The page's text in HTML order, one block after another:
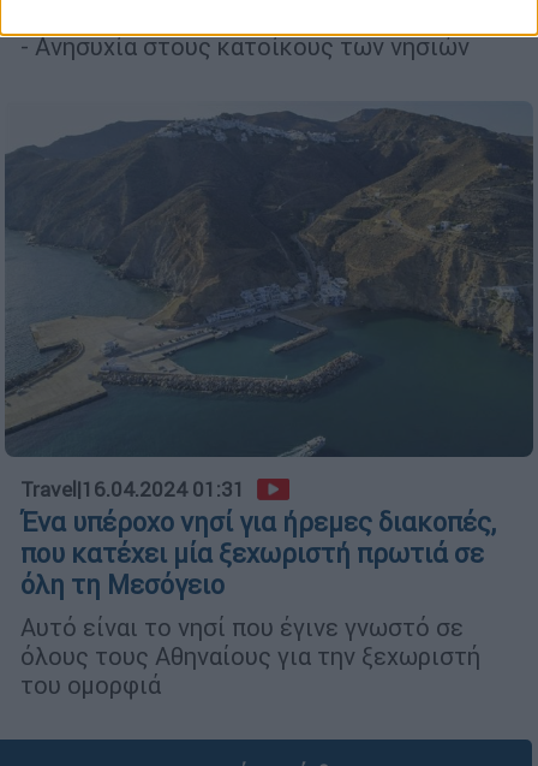
- Ανησυχία στους κατοίκους των νησιών
Travel|16.04.2024 01:31
Ένα υπέροχο νησί για ήρεμες διακοπές,
που κατέχει μία ξεχωριστή πρωτιά σε
όλη τη Μεσόγειο
Αυτό είναι το νησί που έγινε γνωστό σε
όλους τους Αθηναίους για την ξεχωριστή
του ομορφιά